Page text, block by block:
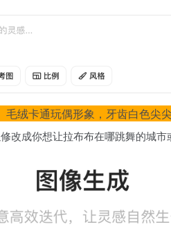
绒卡通玩偶形象，牙齿白色尖
改成你想让拉布布在哪跳舞的城市